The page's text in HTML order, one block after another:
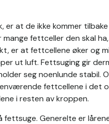
er at de ikke kommer
fettceller den skal
er at fettcellene øker og
ut luft. Fettsuging gir
seg noenlunde stabil.
fettcellene i det
i resten av kroppen.
Generelte er